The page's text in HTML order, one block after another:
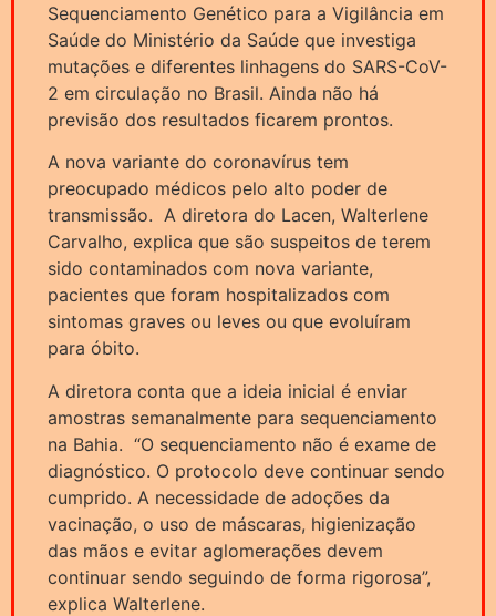
Sequenciamento Genético para a Vigilância em
Saúde do Ministério da Saúde que investiga
mutações e diferentes linhagens do SARS-CoV-
2 em circulação no Brasil. Ainda não há
previsão dos resultados ficarem prontos.
A nova variante do coronavírus tem
preocupado médicos pelo alto poder de
transmissão. A diretora do Lacen, Walterlene
Carvalho, explica que são suspeitos de terem
sido contaminados com nova variante,
pacientes que foram hospitalizados com
sintomas graves ou leves ou que evoluíram
para óbito.
A diretora conta que a ideia inicial é enviar
amostras semanalmente para sequenciamento
na Bahia. “O sequenciamento não é exame de
diagnóstico. O protocolo deve continuar sendo
cumprido. A necessidade de adoções da
vacinação, o uso de máscaras, higienização
das mãos e evitar aglomerações devem
continuar sendo seguindo de forma rigorosa”,
explica Walterlene.